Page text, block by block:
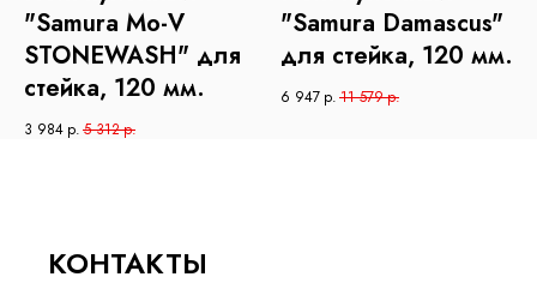
"Samura Mo-V
STONEWASH" для
стейка, 120 мм.
3 984 р. 5 312р.
"Samura Damascus"
для стейка, 120 мм.
6 947 р. 11 579р.
КОНТАКТЫ